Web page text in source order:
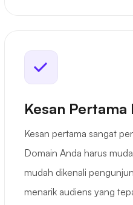
Kesan
Kesan pertama sangat
Domain Anda harus
mudah dikenali
menarik audiens yang